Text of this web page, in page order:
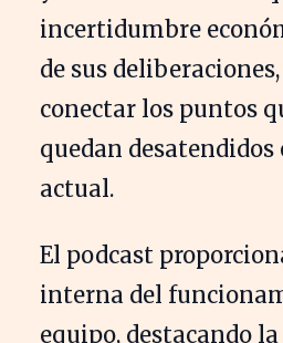
incertidumbre
de sus
conectar los puntos
quedan
actual.
El podcast
interna del
equipo, destacando